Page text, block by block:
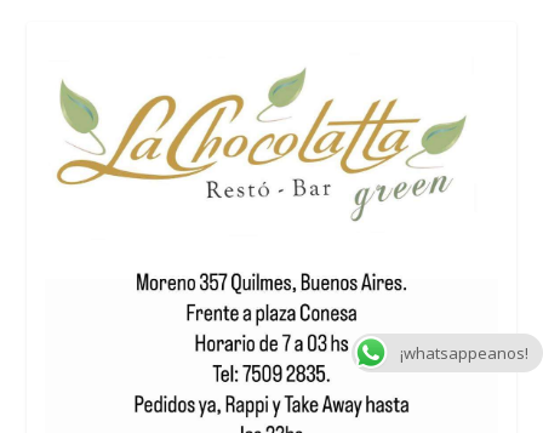
¡whatsappeanos!